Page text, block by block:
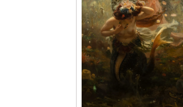
Искусство и технологии
Онлайн-курсы «Лифт в будущее»
Современная наука и границы
Виртуальные коллекции
Виртуальные 3D туры по